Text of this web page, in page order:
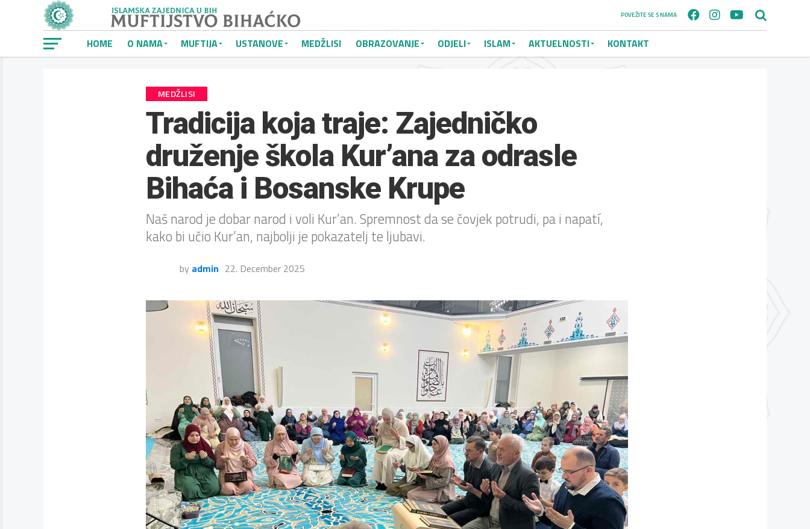
POVEŽITE SE S NAMA
HOME O NAMA MUFTIJA USTANOVE MEDŽLISI OBRAZOVANJE ODJELI ISLAM AKTUELNOSTI KONTAKT
MEDŽLISI
Tradicija koja traje: Zajedničko
druženje škola Kur’ana za odrasle
Bihaća i Bosanske Krupe
Naš narod je dobar narod i voli Kur’an. Spremnost da se čovjek potrudi, pa i napatí,
kako bi učio Kur’an, najbolji je pokazatelj te ljubavi.
by admin 22. December 2025